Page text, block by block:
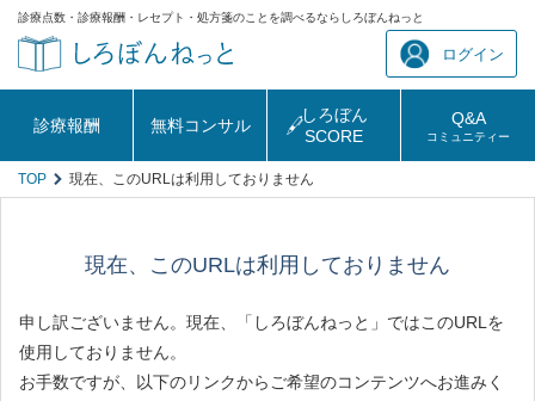
診療点数・診療報酬・レセプト・処方箋のことを調べるならしろぼんねっと
ログイン
診療報酬 無料コンサル
しろぼん
SCORE
Q&A
コミュニティー
TOP 現在、このURLは利用しておりません
現在、このURLは利用しておりません
申し訳ございません。現在、「しろぼんねっと」ではこのURLを
使用しておりません。
お手数ですが、以下のリンクからご希望のコンテンツへお進みく